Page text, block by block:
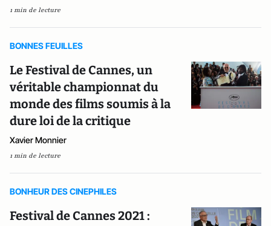
1 min de lecture
BONNES FEUILLES
Le Festival de Cannes, un
véritable championnat du
monde des films soumis à la
dure loi de la critique
Xavier Monnier
1 min de lecture
BONHEUR DES CINEPHILES
Festival de Cannes 2021 :